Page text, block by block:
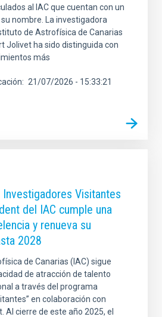
al IAC que cuentan con un
nombre. La investigadora
de Astrofísica de Canarias
Jolivet ha sido distinguida con
más
21/07/2026 - 15:33:21
Investigadores Visitantes
del IAC cumple una
y renueva su
2028
de Canarias (IAC) sigue
de atracción de talento
a través del programa
en colaboración con
Al cierre de este año 2025, el